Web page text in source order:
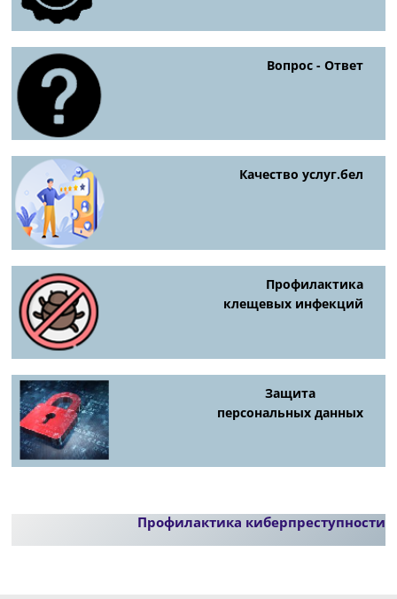
Вопрос - Ответ
Качество услуг.бел
Профилактика
клещевых инфекций
Защита
персональных данных
Профилактика киберпреступности